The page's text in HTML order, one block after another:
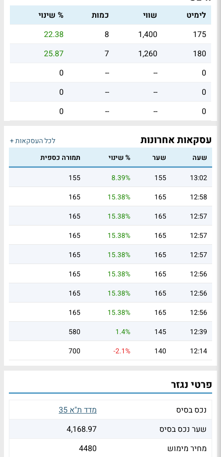
לימיט שווי כמות
% שינוי
175
1,400
8
22.38
180
1,260
7
25.87
0
--
--
0
0
--
--
0
0
--
--
0
עסקאות אחרונות
לכל העסקאות +
שעה
שער % שינוי
תמורה כספית
13:02
155
8.39%
155
12:58
165
15.38%
165
12:57
165
15.38%
165
12:57
165
15.38%
165
12:57
165
15.38%
165
12:56
165
15.38%
165
12:56
165
15.38%
165
12:56
165
15.38%
165
12:39
145
1.4%
580
12:14
140
-2.1%
700
פרטי נגזר
נכס בסיס
מדד ת"א 35
שער נכס בסיס
4,168.97
מחיר מימוש
4480